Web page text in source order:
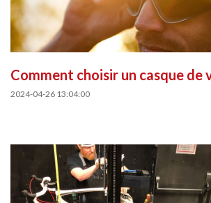
Comment choisir un casque de
2024-04-26 13:04:00